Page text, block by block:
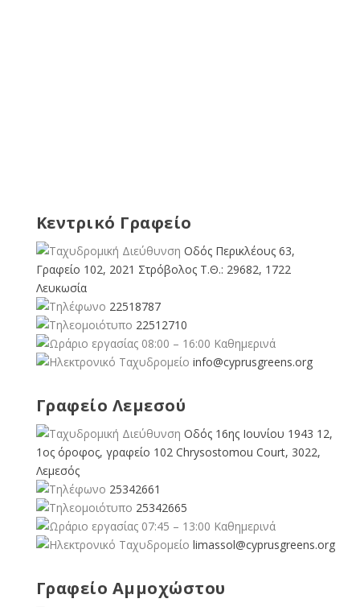
Κεντρικό Γραφείο
Οδός Περικλέους 63,
Γραφείο 102, 2021 Στρόβολος Τ.Θ.: 29682, 1722
Λευκωσία
22518787
22512710
08:00 – 16:00 Καθημερινά
info@cyprusgreens.org
Γραφείο Λεμεσού
Οδός 16ης Ιουνίου 1943 12,
1ος όροφος, γραφείο 102 Chrysostomou Court, 3022,
Λεμεσός
25342661
25342665
07:45 – 13:00 Καθημερινά
limassol@cyprusgreens.org
Γραφείο Αμμοχώστου